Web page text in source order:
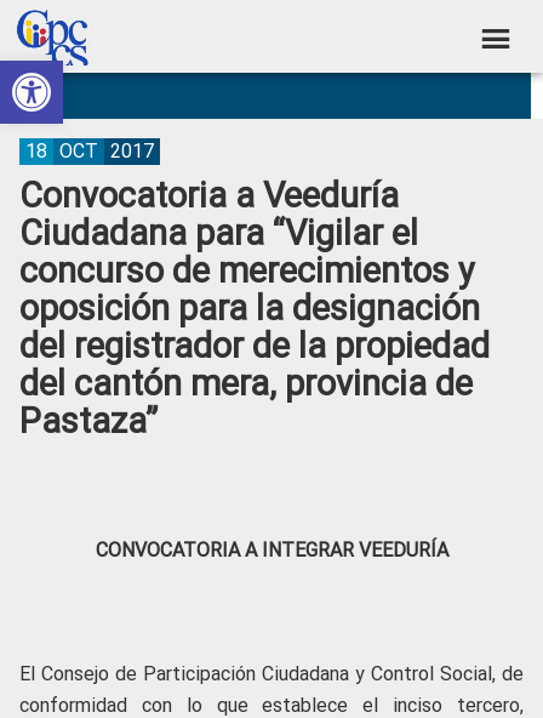
Abrir barra de herramientas
Skip
to
primary
navigation
Skip
to
main
content
Skip
to
primary
sidebar
Skip
to
footer
Consejo
de
Participación
Ciudadana
Control
Social
Construyendo
Poder
Ciudadano
Convocatoria a Veeduría
Ciudadana para “Vigilar el
concurso de merecimientos y
oposición para la designación
del registrador de la propiedad
del cantón mera, provincia de
Pastaza”
18 OCT 2017
CONVOCATORIA A INTEGRAR VEEDURÍA
El Consejo de Participación Ciudadana y Control Social, de
conformidad con lo que establece el inciso tercero,